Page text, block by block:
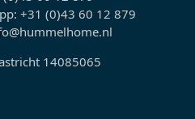
+31 (0)43 60 12 879
14085065